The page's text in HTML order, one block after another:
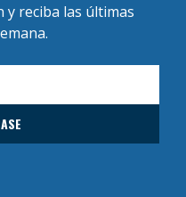
reciba las últimas